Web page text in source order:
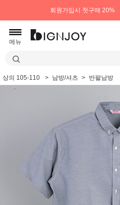
회원가입시 첫구매 20%
메뉴
상의 105-110 남방/셔츠 반팔남방